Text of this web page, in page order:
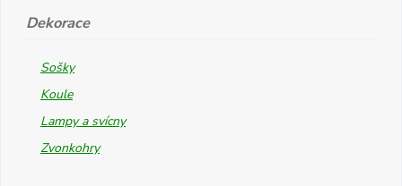
Dekorace
Sošky
Koule
Lampy a svícny
Zvonkohry